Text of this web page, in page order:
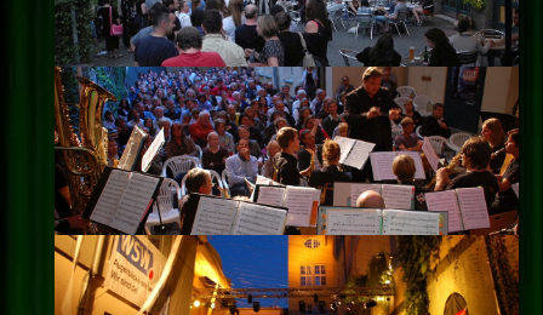
Kinogutschein
Konzept
Archiv
Kontakt
Impressum
Datenschutz